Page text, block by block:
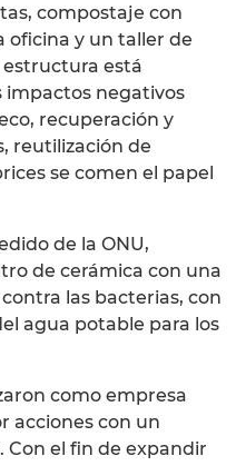
compostaje con
oficina y un taller de
está
impactos negativos
recuperación y
reutilización de
se comen el papel
de la ONU,
de cerámica con una
las bacterias, con
agua potable para los
como empresa
acciones con un
Con el fin de expandir